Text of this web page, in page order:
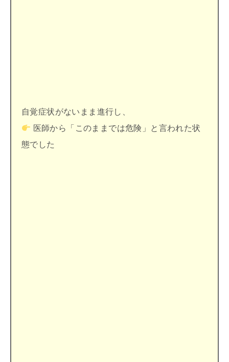
自覚症状がないまま進行し、
医師から「このままでは危険」と言われた状
態でした